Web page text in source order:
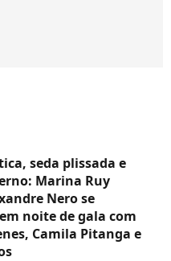
seda plissada e
Marina Ruy
Nero se
noite de gala com
Camila Pitanga e